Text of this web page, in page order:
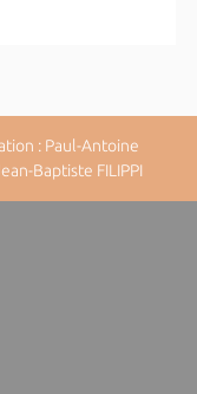
: Paul-Antoine
Baptiste FILIPPI